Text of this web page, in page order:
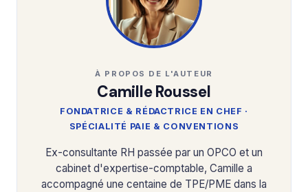
À PROPOS DE L'AUTEUR
Camille Roussel
FONDATRICE & RÉDACTRICE EN CHEF ·
SPÉCIALITÉ PAIE & CONVENTIONS
Ex-consultante RH passée par un OPCO et un
cabinet d'expertise-comptable, Camille a
accompagné une centaine de TPE/PME dans la